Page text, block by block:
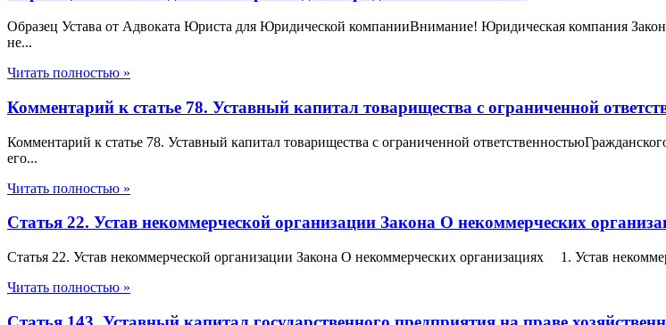
Образец Устава от Адвоката Юриста для Юридической компанииВнимание! Юридическая компания
не...
Читать полностью »
Комментарий к статье 78. Уставный капитал товарищества с ограниченной
Комментарий к статье 78. Уставный капитал товарищества с ограниченной
его...
Читать полностью »
Статья 22. Устав некоммерческой организации Закона О некоммерческих
Статья 22. Устав некоммерческой организации Закона О некоммерческих организациях 1. Устав
Читать полностью »